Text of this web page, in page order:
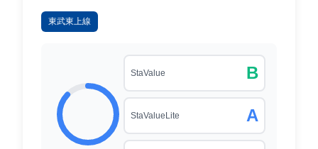
東武東上線
StaValue B
StaValueLite A